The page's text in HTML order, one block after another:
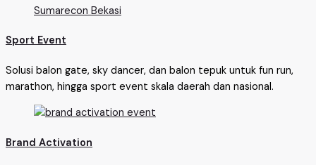
Sport Event
Solusi balon gate, sky dancer, dan balon tepuk untuk fun run,
marathon, hingga sport event skala daerah dan nasional.
Brand Activation